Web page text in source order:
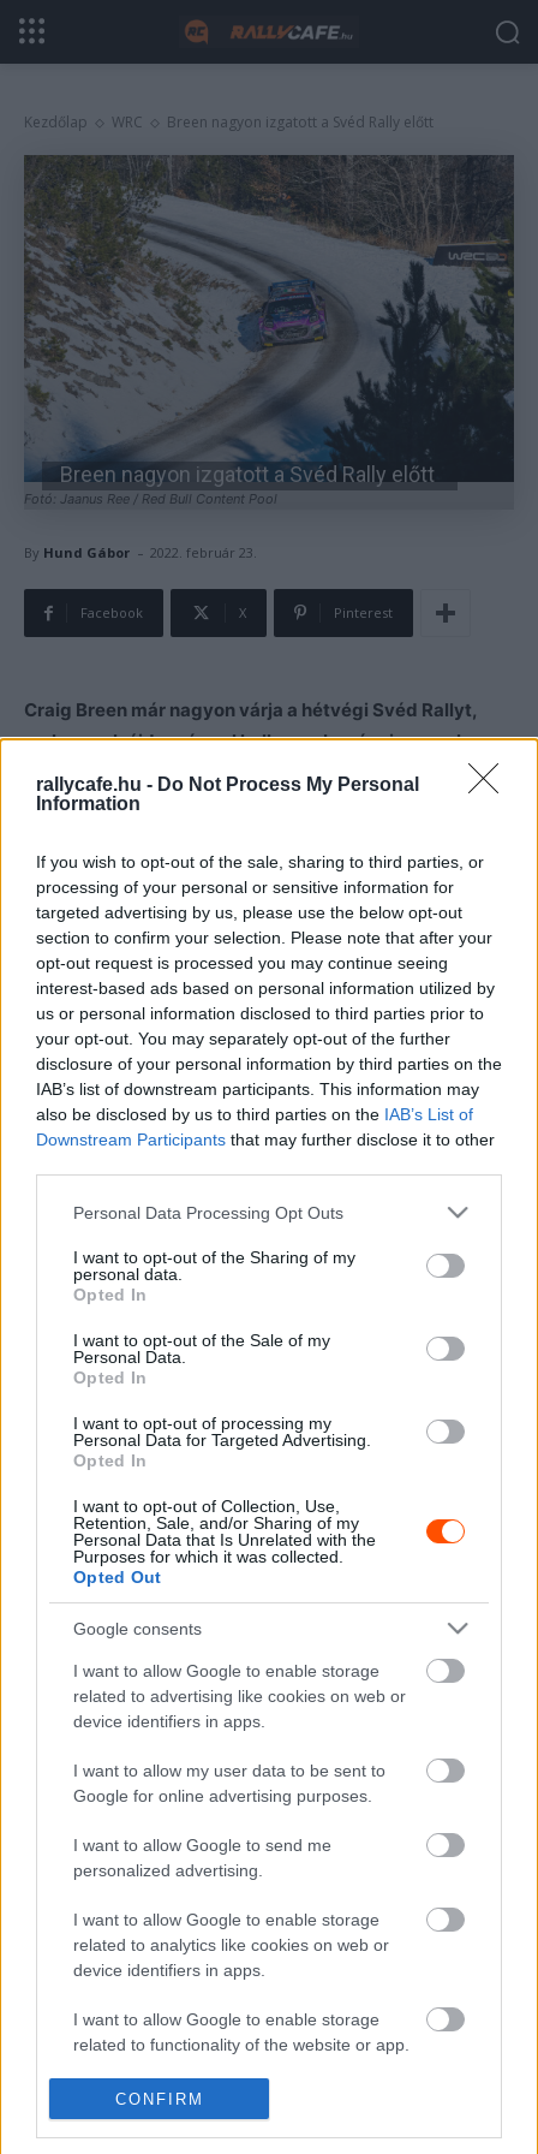
rallycafe.hu - Do Not Process My Personal
Information
If you wish to opt-out of the sale, sharing to third parties, or
processing of your personal or sensitive information for
targeted advertising by us, please use the below opt-out
section to confirm your selection. Please note that after your
opt-out request is processed you may continue seeing
interest-based ads based on personal information utilized by
us or personal information disclosed to third parties prior to
your opt-out. You may separately opt-out of the further
disclosure of your personal information by third parties on the
IAB’s list of downstream participants. This information may
also be disclosed by us to third parties on the IAB’s List of
Downstream Participants that may further disclose it to other
Please note that this website/app uses one or more Google
not limited to your visit or usage behaviour. You may click to
grant or deny consent to Google and its third-party tags to
use your data for below specified purposes in below Google
consent section.
Personal Data Processing Opt Outs
I want to opt-out of the Sharing of my
personal data.
Opted In
I want to opt-out of the Sale of my
Personal Data.
Opted In
I want to opt-out of processing my
Personal Data for Targeted Advertising.
Opted In
I want to opt-out of Collection, Use,
Retention, Sale, and/or Sharing of my
Personal Data that Is Unrelated with the
Purposes for which it was collected.
Opted Out
Google consents
I want to allow Google to enable storage
related to advertising like cookies on web or
device identifiers in apps.
I want to allow my user data to be sent to
Google for online advertising purposes.
I want to allow Google to send me
personalized advertising.
I want to allow Google to enable storage
related to analytics like cookies on web or
device identifiers in apps.
I want to allow Google to enable storage
related to functionality of the website or app.
I want to allow Google to enable storage
related to personalization.
CONFIRM
Kezdőlap WRC Breen nagyon izgatott a Svéd Rally előtt
Fotó: Jaanus Ree / Red Bull Content Pool
Breen nagyon izgatott a Svéd Rally előtt
By Hund Gábor - 2022. február 23.
Facebook X Pinterest
Craig Breen már nagyon várja a hétvégi Svéd Rallyt,
melyen sok újdonsággal kell szembenéznie, ennek
ellenére bízik egy jó eredményben.
versenyt fedezhetek fel – mondta Craig Breen. –
Torsbyban már sokszor indultam, de ez a verseny
teljesen új lesz. Ez lesz az első verseny laza felületen a
Rally1-es autóval. Az első napon a mezőny elejében kell
indulnunk, így ez is újdonság lesz számomra.
Másodikként rajtolni nem a legjobb dolog, de egy olyan
kihívást jelent, amit már nagyon várok. Jó versenyben
reménykedek Svédországban, próbálok nagyobb
önbizalmat szerezni az autóval, mint az sikerült a Monte-
Carlo Rallyn. A fő cél, hogy erős bajnoki pozíciót
sikerüljön kiharcolni a Horvát Rallyra is.”
S2000-es Forddal, míg a WRC legerősebb kategóriájában
2014-ben debütált a havas versenyen, amikor a Forddal a
kilencedik helyen zárt. Svédországban a legjobb
eredményét 2018-ban érte el, amikor a Citroen C3 WRC-
Az ír versenyző az idei szezont a Monte-Carlo Rallyn a
Power Stage megnyerésével pontszámban megelőzte,
így Breen a finn versenyző után másodikként fog rajtolni
a hétvégi verseny első napján.
szakaszt kell teljesíteni,miután kettőt törölni kellett
rénszarvas csordák vonulása miatt.
Craig Breen M-Sport
Monte-Carlo Rally 2022
Hund Gábor
http://rallycafe.hu